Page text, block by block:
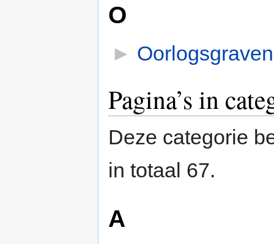
O
►
Pagina’s in
Deze categorie
in totaal 67.
A